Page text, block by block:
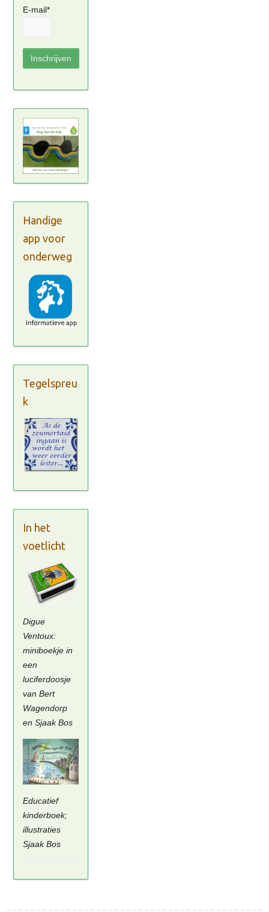
E-mail*
Handige
app voor
onderweg
Tegelspreu
k
In het
voetlicht
Digue
Ventoux:
miniboekje in
een
luciferdoosje
van Bert
Wagendorp
en Sjaak Bos
Educatief
kinderboek;
illustraties
Sjaak Bos